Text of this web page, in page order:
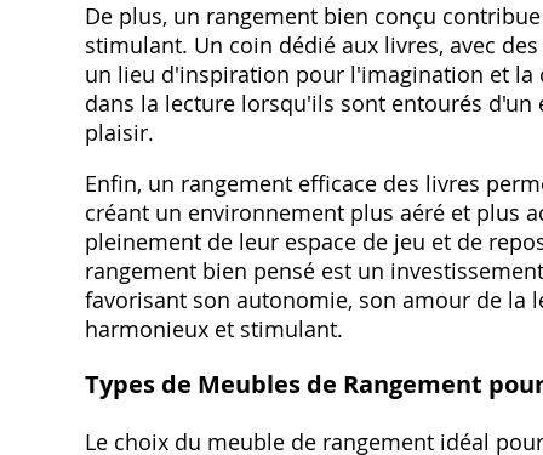
De plus, un rangement bien conçu
stimulant. Un coin dédié aux livres, avec
un lieu d'inspiration pour l'imagination et la
dans la lecture lorsqu'ils sont entourés
plaisir.
Enfin, un rangement efficace des livres
créant un environnement plus aéré et plus
pleinement de leur espace de jeu et de
rangement bien pensé est un
favorisant son autonomie, son amour de la
harmonieux et stimulant.
Types de Meubles de Rangement
Le choix du meuble de rangement idéal